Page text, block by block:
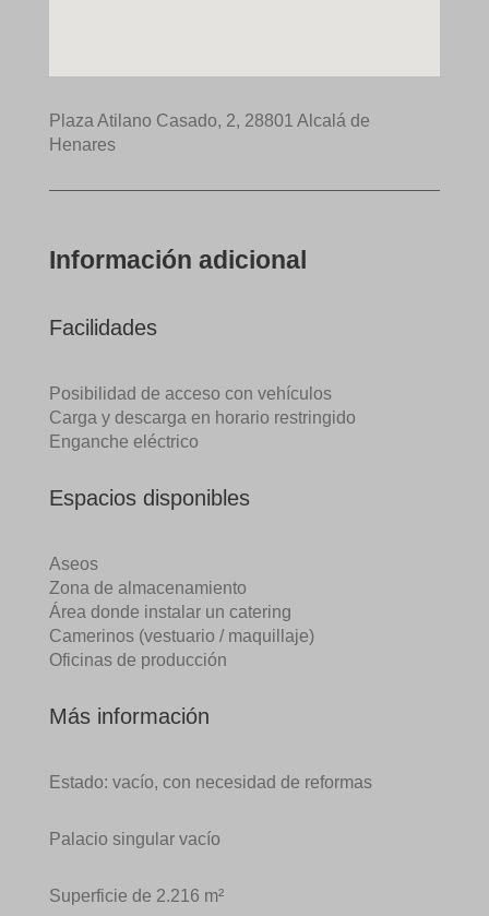
Plaza Atilano Casado, 2, 28801 Alcalá de
Henares
Información adicional
Facilidades
Posibilidad de acceso con vehículos
Carga y descarga en horario restringido
Enganche eléctrico
Espacios disponibles
Aseos
Zona de almacenamiento
Área donde instalar un catering
Camerinos (vestuario / maquillaje)
Oficinas de producción
Más información
Estado: vacío, con necesidad de reformas
Palacio singular vacío
Superficie de 2.216 m²